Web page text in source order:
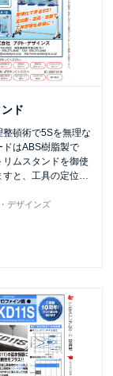
ド
整頓術で5Sを無理な
はABS樹脂製で
スタンドを御使
すと、工具の定位…
デザインズ